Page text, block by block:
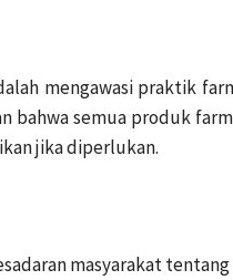
mengawasi praktik
semua produk
jika diperlukan.
masyarakat